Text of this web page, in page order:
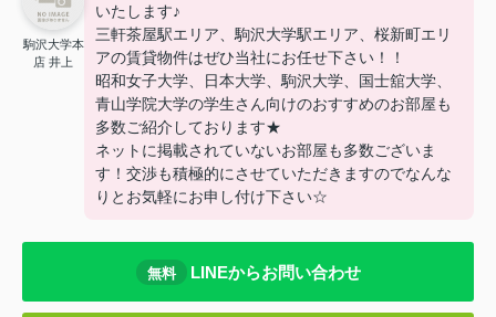
駒沢大学本
店 井上
いたします♪
三軒茶屋駅エリア、駒沢大学駅エリア、桜新町エリ
アの賃貸物件はぜひ当社にお任せ下さい！！
昭和女子大学、日本大学、駒沢大学、国士舘大学、
青山学院大学の学生さん向けのおすすめのお部屋も
多数ご紹介しております★
ネットに掲載されていないお部屋も多数ございま
す！交渉も積極的にさせていただきますのでなんな
りとお気軽にお申し付け下さい☆
無料 LINEからお問い合わせ